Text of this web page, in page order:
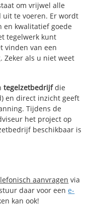
om vrijwel alle
uit te voeren. Er wordt
en kwalitatief goede
tegelwerk kunt
vinden van een
Zeker als u niet weet
tegelzetbedrijfdie
en direct inzicht geeft
Tijdens de
het project op
beschikbaar is
aanvragen via
daar voor eene-
kan ook!